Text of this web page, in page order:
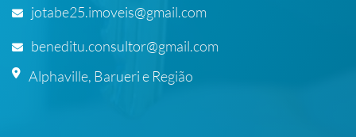
jotabe25.imoveis@gmail.com
beneditu.consultor@gmail.com
Alphaville, Barueri e Região